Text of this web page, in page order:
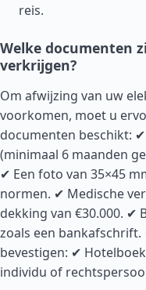
reis.
Welke documenten
verkrijgen?
Om afwijzing van uw
voorkomen, moet u
documenten beschikt:
(minimaal 6 maanden
✔ Een foto van 35×45
normen. ✔ Medische
dekking van €30.000. ✔
zoals een
bevestigen: ✔
individu of